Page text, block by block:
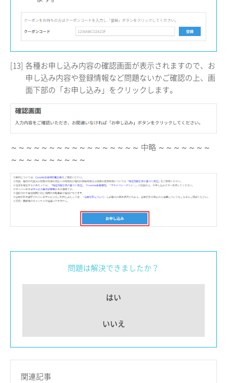
[13] 各種お申し込み内容の確認画面が表示されますので、お
申し込み内容や登録情報など問題ないかご確認の上、画
面下部の「お申し込み」をクリックします。
～～～～～～～～～～～～～～～～～ 中略 ～～～～～～～
～～～～～～～～～～
問題は解決できましたか？
はい
いいえ
関連記事